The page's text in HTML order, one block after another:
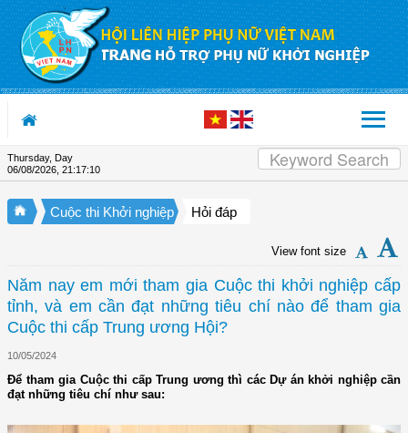
Skip to Content
Thursday, Day
06/08/2026 21:17:11
Cuộc thi Khởi nghiệp Hỏi đáp
View font size
Năm nay em mới tham gia Cuộc thi khởi nghiệp cấp
tỉnh, và em cần đạt những tiêu chí nào để tham gia
Cuộc thi cấp Trung ương Hội?
10/05/2024
Để tham gia Cuộc thi cấp Trung ương thì các Dự án khởi nghiệp cần
đạt những tiêu chí như sau: